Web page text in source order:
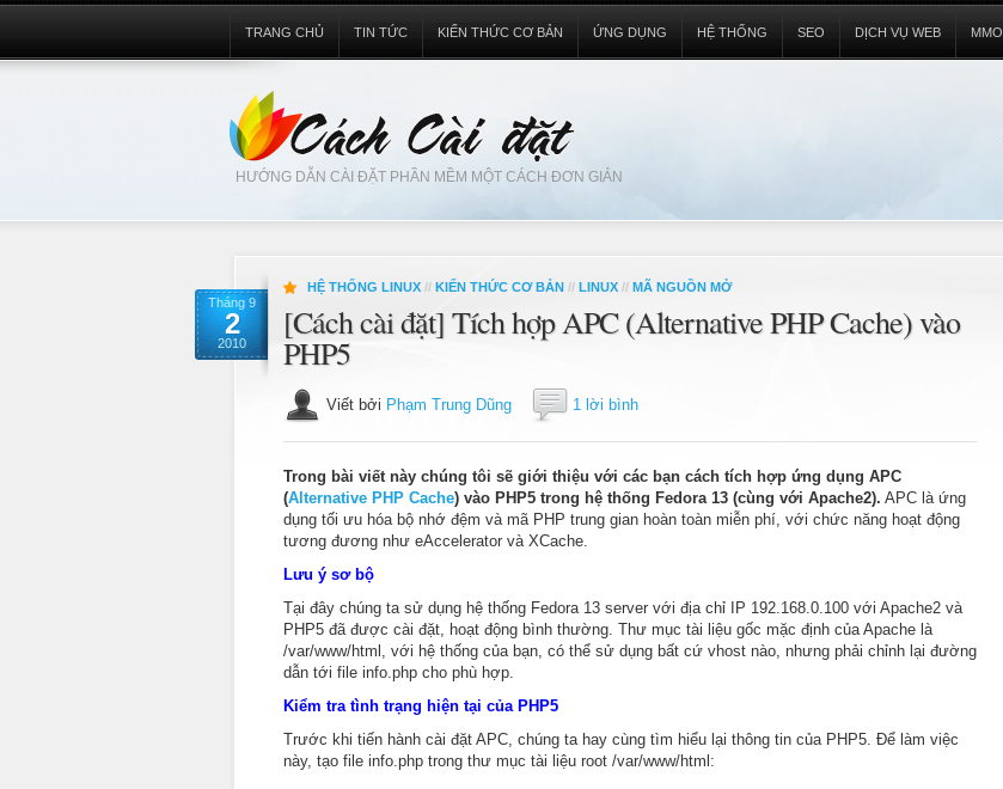
HƯỚNG DẪN CÀI ĐẶT PHẦN MỀM MỘT CÁCH ĐƠN GIẢN
TRANG CHỦ TIN TỨC KIẾN THỨC CƠ BẢN ỨNG DỤNG HỆ THỐNG SEO DỊCH VỤ WEB MMO
Tháng 9
2
2010
HỆ THỐNG LINUX // KIẾN THỨC CƠ BẢN // LINUX // MÃ NGUỒN MỞ
[Cách cài đặt] Tích hợp APC (Alternative PHP Cache) vào
PHP5
Viết bởi Phạm Trung Dũng 1 lời bình
Trong bài viết này chúng tôi sẽ giới thiệu với các bạn cách tích hợp ứng dụng APC
(Alternative PHP Cache) vào PHP5 trong hệ thống Fedora 13 (cùng với Apache2). APC là ứng
dụng tối ưu hóa bộ nhớ đệm và mã PHP trung gian hoàn toàn miễn phí, với chức năng hoạt động
tương đương như eAccelerator và XCache.
Lưu ý sơ bộ
Tại đây chúng ta sử dụng hệ thống Fedora 13 server với địa chỉ IP 192.168.0.100 với Apache2 và
PHP5 đã được cài đặt, hoạt động bình thường. Thư mục tài liệu gốc mặc định của Apache là
/var/www/html, với hệ thống của bạn, có thể sử dụng bất cứ vhost nào, nhưng phải chỉnh lại đường
dẫn tới file info.php cho phù hợp.
Kiểm tra tình trạng hiện tại của PHP5
Trước khi tiến hành cài đặt APC, chúng ta hay cùng tìm hiểu lại thông tin của PHP5. Để làm việc
này, tạo file info.php trong thư mục tài liệu root /var/www/html: